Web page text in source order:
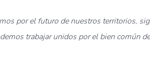
por el futuro de nuestros territorios,
trabajar unidos por el bien común de